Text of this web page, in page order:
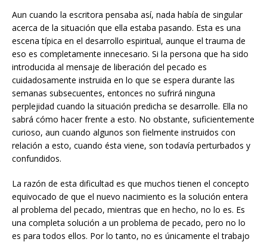
Aun cuando la escritora pensaba así, nada había de singular
acerca de la situación que ella estaba pasando. Esta es una
escena típica en el desarrollo espiritual, aunque el trauma de
eso es completamente innecesario. Si la persona que ha sido
introducida al mensaje de liberación del pecado es
cuidadosamente instruida en lo que se espera durante las
semanas subsecuentes, entonces no sufrirá ninguna
perplejidad cuando la situación predicha se desarrolle. Ella no
sabrá cómo hacer frente a esto. No obstante, suficientemente
curioso, aun cuando algunos son fielmente instruidos con
relación a esto, cuando ésta viene, son todavía perturbados y
confundidos.
La razón de esta dificultad es que muchos tienen el concepto
equivocado de que el nuevo nacimiento es la solución entera
al problema del pecado, mientras que en hecho, no lo es. Es
una completa solución a un problema de pecado, pero no lo
es para todos ellos. Por lo tanto, no es únicamente el trabajo